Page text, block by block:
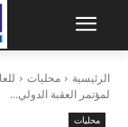
الرئيسية محليات
لمؤتمر العقبة الدولي...
محليات